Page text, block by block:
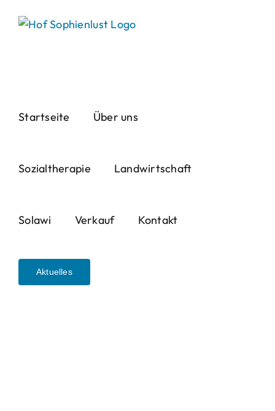
Startseite Über uns
Sozialtherapie Landwirtschaft
Solawi Verkauf Kontakt
Aktuelles